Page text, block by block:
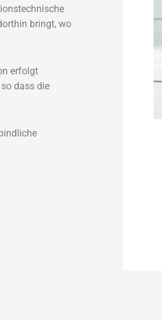
bringt, wo
erfolgt
dass die